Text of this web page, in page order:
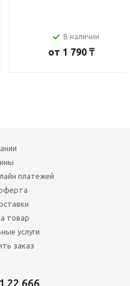
В наличии
от 1 790 ₸
платежей
товар
услуги
заказ
22 666